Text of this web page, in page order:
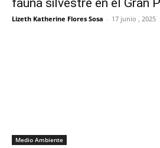
fauna silvestre en el Gran
Lizeth Katherine Flores Sosa - 17 junio , 2025
Medio Ambiente